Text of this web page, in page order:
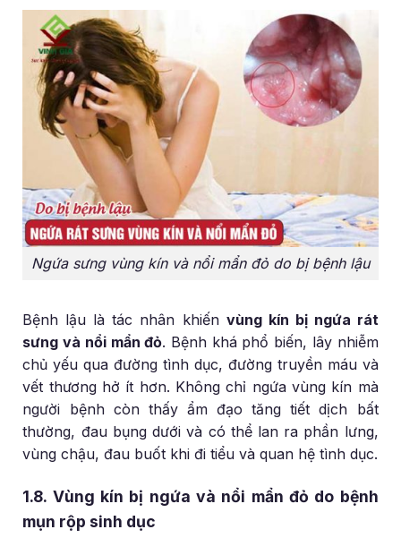
Ngứa sưng vùng kín và nổi mẩn đỏ do bị bệnh lậu
Bệnh lậu là tác nhân khiến vùng kín bị ngứa rát
sưng và nổi mẩn đỏ. Bệnh khá phổ biến, lây nhiễm
chủ yếu qua đường tình dục, đường truyền máu và
vết thương hở ít hơn. Không chỉ ngứa vùng kín mà
người bệnh còn thấy ẩm đạo tăng tiết dịch bất
thường, đau bụng dưới và có thể lan ra phần lưng,
vùng chậu, đau buốt khi đi tiểu và quan hệ tình dục.
1.8. Vùng kín bị ngứa và nổi mẩn đỏ do bệnh
mụn rộp sinh dục